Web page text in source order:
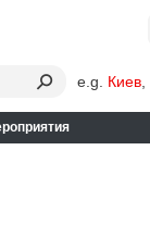
e.g. Киев